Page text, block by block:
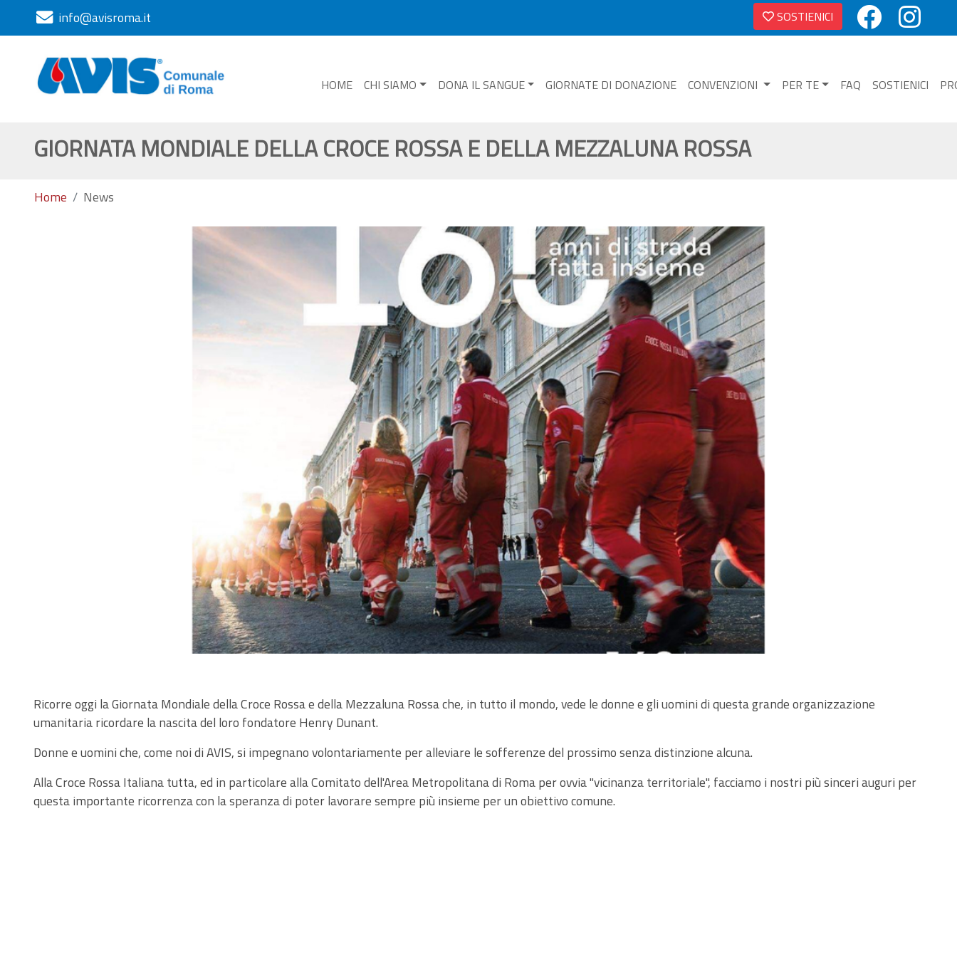
info@avisroma.it SOSTIENICI
HOME CHI SIAMO DONA IL SANGUE GIORNATE DI DONAZIONE CONVENZIONI PER TE FAQ SOSTIENICI
GIORNATA MONDIALE DELLA CROCE ROSSA E DELLA MEZZALUNA ROSSA
Home News
Ricorre oggi la Giornata Mondiale della Croce Rossa e della Mezzaluna Rossa che, in tutto il mondo, vede le donne e gli uomini di questa grande organizzazione
umanitaria ricordare la nascita del loro fondatore Henry Dunant.
Donne e uomini che, come noi di AVIS, si impegnano volontariamente per alleviare le sofferenze del prossimo senza distinzione alcuna.
Alla Croce Rossa Italiana tutta, ed in particolare alla Comitato dell'Area Metropolitana di Roma per ovvia "vicinanza territoriale", facciamo i nostri più sinceri auguri per
questa importante ricorrenza con la speranza di poter lavorare sempre più insieme per un obiettivo comune.